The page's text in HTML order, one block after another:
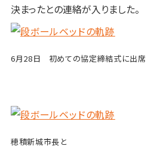
決まったとの連絡が入りました。
6月28日 初めての協定締結式に出席
穂積新城市長と